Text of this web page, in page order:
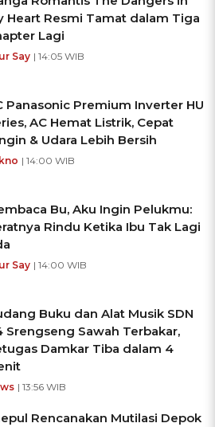
Heart Resmi Tamat dalam Tiga
Lagi
Say | 14:05 WIB
Panasonic Premium Inverter HU
AC Hemat Listrik, Cepat
& Udara Lebih Bersih
| 14:00 WIB
Bu, Aku Ingin Pelukmu:
Rindu Ketika Ibu Tak Lagi
Say | 14:00 WIB
Buku dan Alat Musik SDN
Srengseng Sawah Terbakar,
Damkar Tiba dalam 4
| 13:56 WIB
Rencanakan Mutilasi Depok